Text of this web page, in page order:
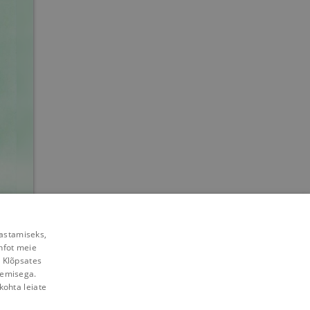
meie
leiate